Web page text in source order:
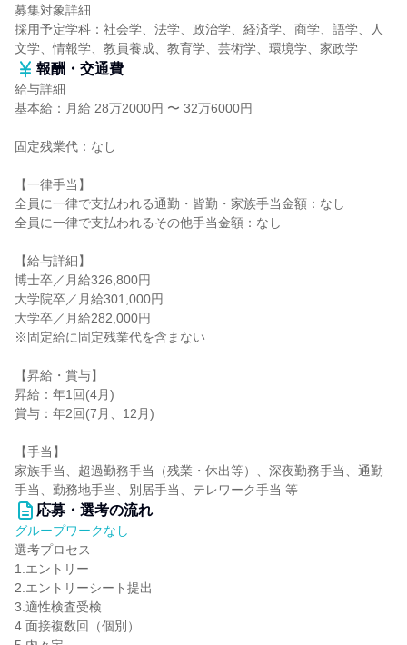
募集対象詳細
採用予定学科：社会学、法学、政治学、経済学、商学、語学、人
文学、情報学、教員養成、教育学、芸術学、環境学、家政学
報酬・交通費
給与詳細
基本給：月給 28万2000円 〜 32万6000円
固定残業代：なし
【一律手当】
全員に一律で支払われる通勤・皆勤・家族手当金額：なし
全員に一律で支払われるその他手当金額：なし
【給与詳細】
博士卒／月給326,800円
大学院卒／月給301,000円
大学卒／月給282,000円
※固定給に固定残業代を含まない
【昇給・賞与】
昇給：年1回(4月)
賞与：年2回(7月、12月)
【手当】
家族手当、超過勤務手当（残業・休出等）、深夜勤務手当、通勤
手当、勤務地手当、別居手当、テレワーク手当 等
応募・選考の流れ
グループワークなし
選考プロセス
1.エントリー
2.エントリーシート提出
3.適性検査受検
4.面接複数回（個別）